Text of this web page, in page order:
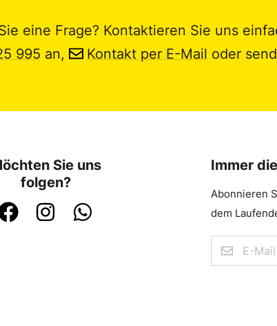
eine Frage? Kontaktieren Sie uns
995 an, Kontakt per E-Mail oder
Sie uns
folgen?
Immer
Abonnieren
dem